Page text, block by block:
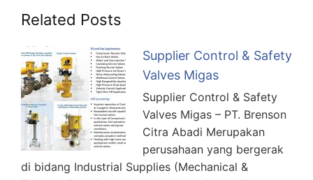
Related Posts
Supplier Control & Safety
Valves Migas
Supplier Control & Safety
Valves Migas – PT. Brenson
Citra Abadi Merupakan
perusahaan yang bergerak
di bidang Industrial Supplies (Mechanical &